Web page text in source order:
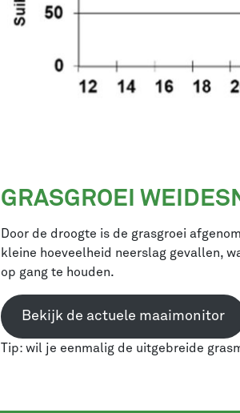
GRASGROEI
Door de droogte is de grasgroei
kleine hoeveelheid neerslag gevallen,
op gang te houden.
Bekijk de actuele maaimonitor
Tip: wil je eenmalig de uitgebreide